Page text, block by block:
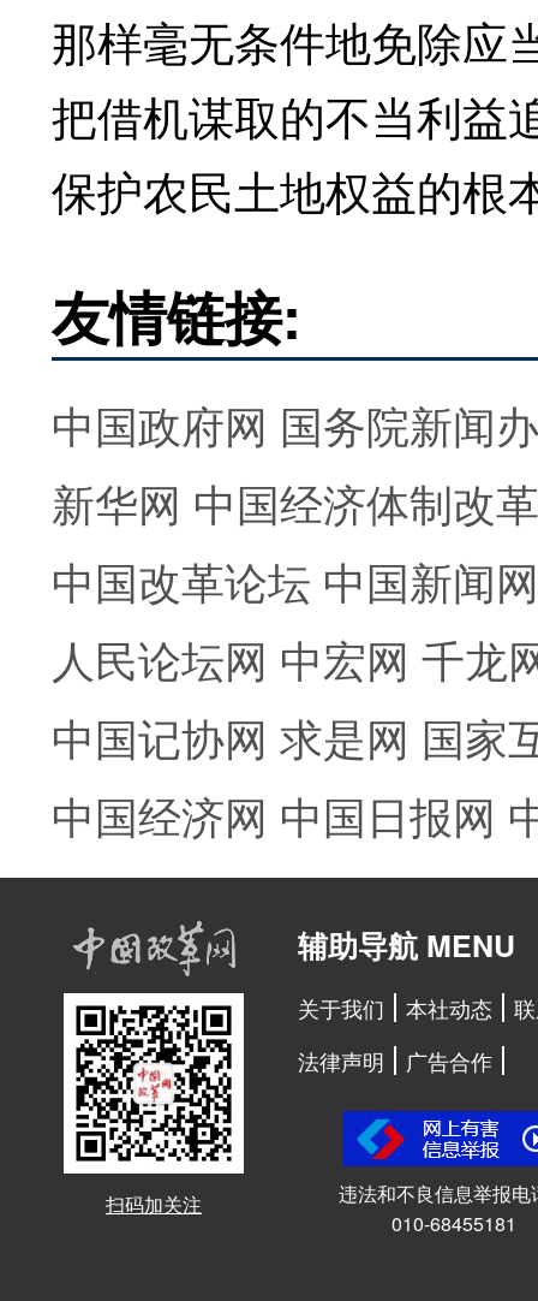
那样毫无条件地免除应
把借机谋取的不当利益
保护农民土地权益的根
友情链接:
中国政府网 国务院新闻
新华网 中国经济体制改
中国改革论坛 中国新闻网
人民论坛网 中宏网 千龙
中国记协网 求是网 国家
中国经济网 中国日报网
扫码加关注
辅助导航 MENU
关于我们 本社动态
法律声明
广告合作
违法和不良信息举报电
010-68455181